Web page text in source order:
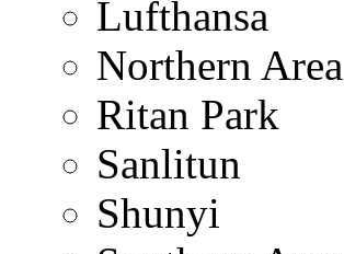
Lufthansa
Northern Area
Ritan Park
Sanlitun
Shunyi